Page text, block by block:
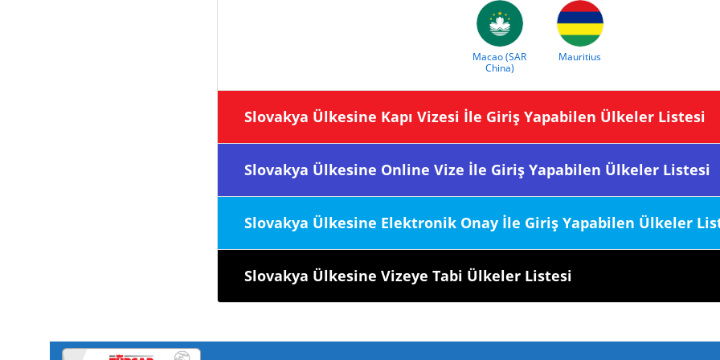
Macao (SAR
China)
Mauritius
Slovakya Ülkesine Kapı Vizesi İle Giriş Yapabilen Ülkeler Listesi
Slovakya Ülkesine Online Vize İle Giriş Yapabilen Ülkeler Listesi
Slovakya Ülkesine Elektronik Onay İle Giriş Yapabilen Ülkeler
Slovakya Ülkesine Vizeye Tabi Ülkeler Listesi